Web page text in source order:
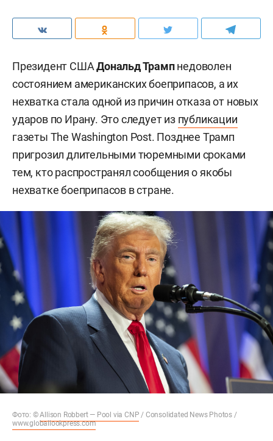
Президент СШАДональд Трампнедоволен
состоянием американских боеприпасов, а их
нехватка стала одной из причин отказа от новых
ударов по Ирану. Это следует из публикации
газеты The Washington Post. Позднее Трамп
пригрозил длительными тюремными сроками
тем, кто распространял сообщения о якобы
нехватке боеприпасов в стране.
Фото: ©Allison Robbert — Pool via CNP / Consolidated News Photos /
www.globallookpress.com